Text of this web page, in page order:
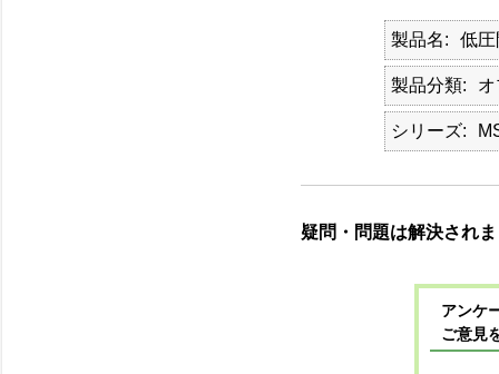
製品名 低
製品分類
シリーズ
疑問・問題は解決され
アンケ
ご意見